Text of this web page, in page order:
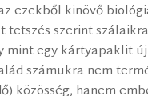
ezekből kinövő
tetszés szerint
mint egy kártyapaklit
számukra nem